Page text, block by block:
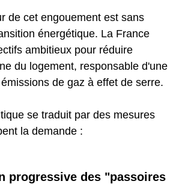
de cet engouement est sans
énergétique. La France
ambitieux pour réduire
du logement, responsable d'une
de gaz à effet de serre.
se traduit par des mesures
la demande :
progressive des "passoires